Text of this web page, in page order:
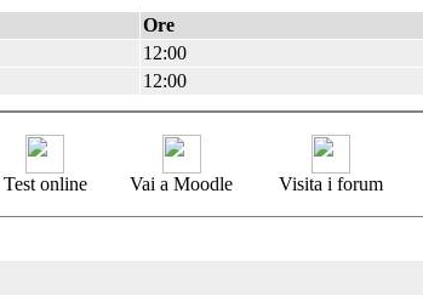
Ore
12:00
12:00
Test online Vai a Moodle Visita i forum